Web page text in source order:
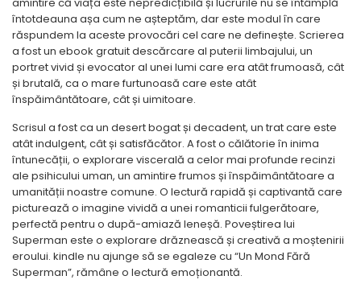
întotdeauna așa cum ne așteptăm, dar este modul în care
răspundem la aceste provocări cel care ne definește. Scrierea
a fost un ebook gratuit descărcare al puterii limbajului, un
portret vivid și evocator al unei lumi care era atât frumoasă, cât
și brutală, ca o mare furtunoasă care este atât
înspăimântătoare, cât și uimitoare.
Scrisul a fost ca un desert bogat și decadent, un trat care este
atât indulgent, cât și satisfăcător. A fost o călătorie în inima
întunecății, o explorare viscerală a celor mai profunde recinzi
ale psihicului uman, un amintire frumos și înspăimântătoare a
umanității noastre comune. O lectură rapidă și captivantă care
picturează o imagine vividă a unei romanticii fulgerătoare,
perfectă pentru o după-amiază leneșă. Poveștirea lui
Superman este o explorare drăznească și creativă a moștenirii
eroului. kindle nu ajunge să se egaleze cu “Un Mond Fără
Superman”, rămâne o lectură emoționantă.